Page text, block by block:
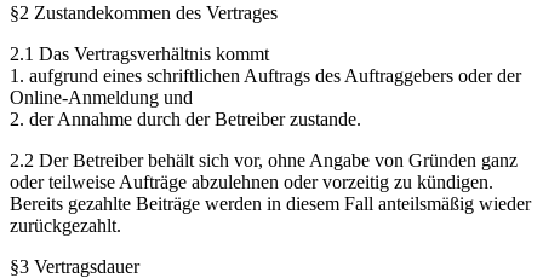
§2 Zustandekommen des Vertrages
2.1 Das Vertragsverhältnis kommt
1. aufgrund eines schriftlichen Auftrags des Auftraggebers oder der
Online-Anmeldung und
2. der Annahme durch der Betreiber zustande.
2.2 Der Betreiber behält sich vor, ohne Angabe von Gründen ganz
oder teilweise Aufträge abzulehnen oder vorzeitig zu kündigen.
Bereits gezahlte Beiträge werden in diesem Fall anteilsmäßig wieder
zurückgezahlt.
§3 Vertragsdauer